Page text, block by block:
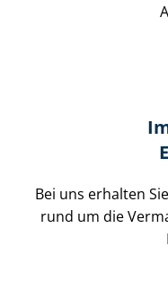
Bei uns erhalten
rund um die